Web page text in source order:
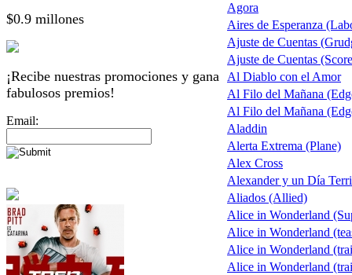
$0.9 millones
¡Recibe nuestras promociones y gana
fabulosos premios!
Email:
Agora
Aires de Esperanza
Ajuste de Cuentas
Ajuste de Cuentas
Al Diablo con el Amor
Al Filo del Mañana
Al Filo del Mañana
Aladdin
Alerta Extrema (Plane)
Alex Cross
Alexander y un Día
Aliados (Allied)
Alice in Wonderland
Alice in Wonderland
Alice in Wonderland
Alice in Wonderland